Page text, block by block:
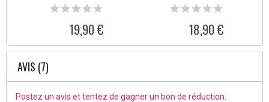
19,90 € 18,90 €
AVIS (7)
Postez un avis et tentez de gagner un bon de réduction.